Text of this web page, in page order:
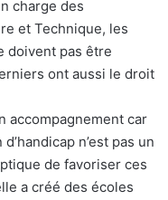
charge des
et Technique, les
doivent pas être
ont aussi le droit
accompagnement car
n’est pas un
de favoriser ces
a créé des écoles